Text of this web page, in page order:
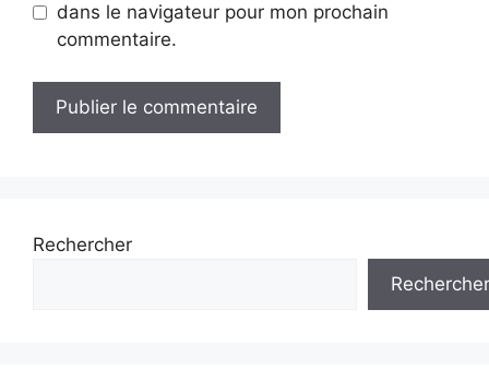
dans le navigateur pour mon prochain
commentaire.
Rechercher
Rechercher